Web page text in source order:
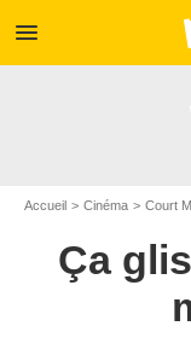
menu
Accueil Cinéma Court
Ça